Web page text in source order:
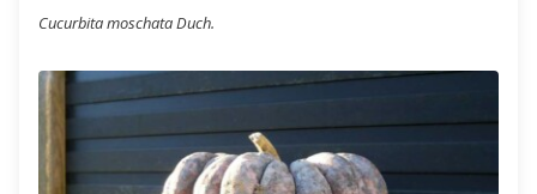
Cucurbita moschata Duch.